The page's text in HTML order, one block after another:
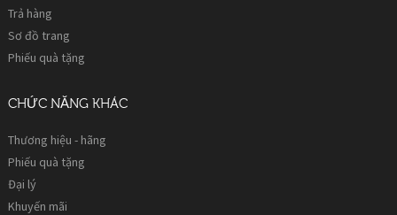
Trả hàng
Sơ đồ trang
Phiếu quà tặng
CHỨC NĂNG KHÁC
Thương hiệu - hãng
Phiếu quà tặng
Đại lý
Khuyến mãi